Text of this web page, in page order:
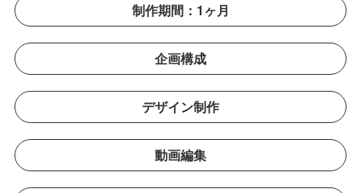
制作期間：1ヶ月
企画構成
デザイン制作
動画編集